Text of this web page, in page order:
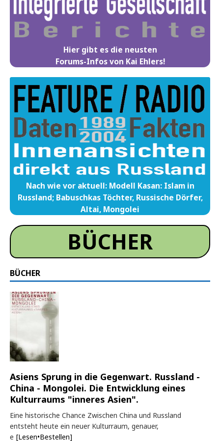
Hier gibt es die neusten
Forums-Infos von Kai Ehlers!
Nach wie vor aktuell: Modell Kasan: Islam in
Russland; Babuschkas Töchter, Russische Dörfer,
Altai, Mongolei
BÜCHER
BÜCHER
Asiens Sprung in die Gegenwart. Russland -
China - Mongolei. Die Entwicklung eines
Kulturraums "inneres Asien".
Eine historische Chance Zwischen China und Russland
entsteht heute ein neuer Kulturraum, genauer,
e [Lesen•Bestellen]